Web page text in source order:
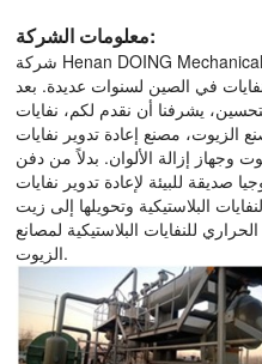
معلومات الشركة:
شركة Henan DOING Mechanical Equipment Co., Ltd هي شركة
في الصين لسنوات عديدة. بعد
يشرفنا أن نقدم لكم، نفايات
الزيوت، مصنع إعادة تدوير نفايات
وجهاز إزالة الألوان. بدلاً من دفن
صديقة للبيئة لإعادة تدوير نفايات
للنفايات البلاستيكية لمصانع
الزيوت.